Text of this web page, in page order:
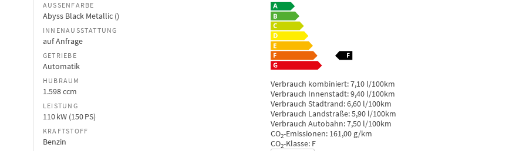
AUSSENFARBE
Abyss Black Metallic ()
INNENAUSSTATTUNG
auf Anfrage
GETRIEBE
Automatik
HUBRAUM
1.598 ccm
LEISTUNG
110 kW (150 PS)
KRAFTSTOFF
Benzin
Verbrauch kombiniert:7,10 l/100km
Verbrauch Innenstadt:9,40 l/100km
Verbrauch Stadtrand:6,60 l/100km
Verbrauch Landstraße:5,90 l/100km
Verbrauch Autobahn:7,50 l/100km
CO2-Emissionen: 161,00 g/km
CO2-Klasse: F